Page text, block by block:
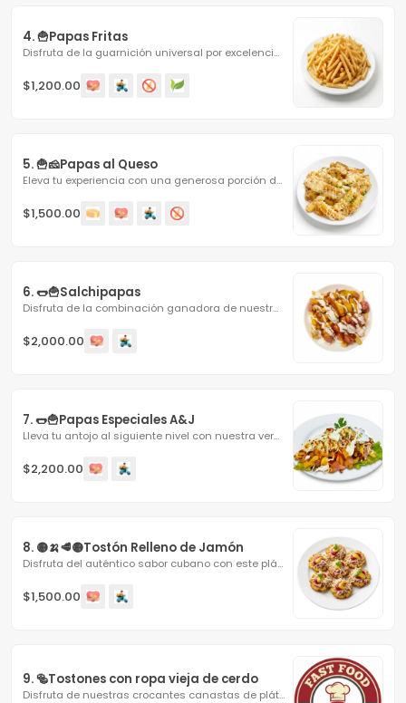
4. 🍟Papas Fritas
Disfruta de la guarnición universal por excelencia,...
$1,200.00
5. 🍟🧀Papas al Queso
Eleva tu experiencia con una generosa porción de nuestras...
$1,500.00
6. 🌭🍟Salchipapas
Disfruta de la combinación ganadora de nuestras papas...
$2,000.00
7. 🌭🍟Papas Especiales A&J
Lleva tu antojo al siguiente nivel con nuestra versión...
$2,200.00
8. 🟡🍌🥩🟡Tostón Relleno de Jamón
Disfruta del auténtico sabor cubano con este plátano...
$1,500.00
9. 🥯Tostones con ropa vieja de cerdo
Disfruta de nuestras crocantes canastas de plátano verde,...